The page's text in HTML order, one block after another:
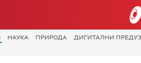
НАУКА ПРИРОДА ДИГИТАЛНИ